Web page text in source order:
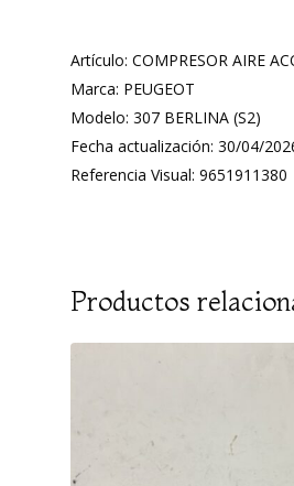
Artículo: COMPRESOR AIRE
Marca: PEUGEOT
Modelo: 307 BERLINA (S2)
Fecha actualización: 30/04/
Referencia Visual: 9651911380
Productos